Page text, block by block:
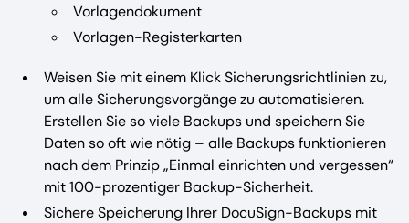
Vorlagendokument
Vorlagen-Registerkarten
Weisen Sie mit einem Klick Sicherungsrichtlinien zu,
um alle Sicherungsvorgänge zu automatisieren.
Erstellen Sie so viele Backups und speichern Sie
Daten so oft wie nötig – alle Backups funktionieren
nach dem Prinzip „Einmal einrichten und vergessen“
mit 100-prozentiger Backup-Sicherheit.
Sichere Speicherung Ihrer DocuSign-Backups mit